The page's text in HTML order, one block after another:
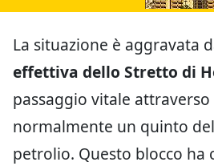
La situazione è aggravata
effettiva dello Stretto di
passaggio vitale
normalmente un quinto
petrolio. Questo blocco ha